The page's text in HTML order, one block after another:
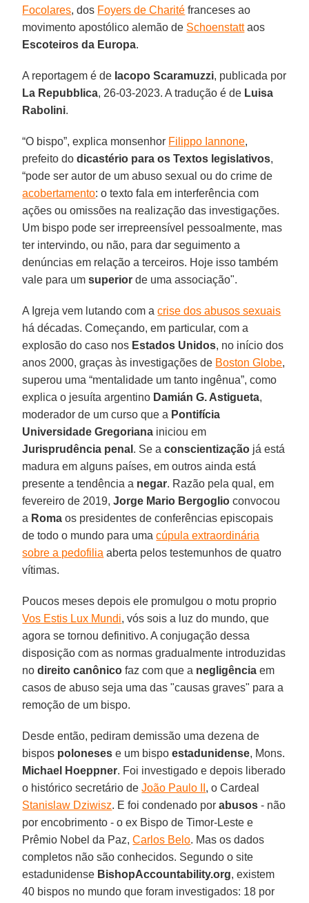
Focolares, dos Foyers de Charité franceses ao
movimento apostólico alemão de Schoenstattaos
Escoteiros da Europa.
A reportagem é de Iacopo Scaramuzzi, publicada por
La Repubblica, 26-03-2023. A tradução é de Luisa
Rabolini.
“O bispo”, explica monsenhor Filippo Iannone,
prefeito dodicastério para os Textos legislativos,
“pode ser autor de um abuso sexual ou do crime de
acobertamento: o texto fala em interferência com
ações ou omissões na realização das investigações.
Um bispo pode ser irrepreensível pessoalmente, mas
ter intervindo, ou não, para dar seguimento a
denúncias em relação a terceiros. Hoje isso também
vale para umsuperior de uma associação".
A Igreja vem lutando com acrise dos abusos sexuais
há décadas. Começando, em particular, com a
explosão do caso nos Estados Unidos, no início dos
anos 2000, graças às investigações de Boston Globe,
superou uma “mentalidade um tanto ingênua”, como
explica o jesuíta argentino Damián G. Astigueta,
moderador de um curso que a Pontifícia
Universidade Gregoriana iniciou em
Jurisprudência penal . Se aconscientização já está
madura em alguns países, em outros ainda está
presente a tendência a negar. Razão pela qual, em
fevereiro de 2019,Jorge Mario Bergoglio convocou
a Roma os presidentes de conferências episcopais
de todo o mundo para umacúpula extraordinária
sobre a pedofilia aberta pelos testemunhos de quatro
vítimas.
Poucos meses depois ele promulgou o motu proprio
Vos Estis Lux Mundi, vós sois a luz do mundo, que
agora se tornou definitivo. A conjugação dessa
disposição com as normas gradualmente introduzidas
nodireito canônico faz com que a negligência em
casos de abuso seja uma das "causas graves" para a
remoção de um bispo.
Desde então, pediram demissão uma dezena de
bispos poloneses e um bispoestadunidense, Mons.
Michael Hoeppner. Foi investigado e depois liberado
o histórico secretário deJoão Paulo II , o Cardeal
Stanislaw Dziwisz. E foi condenado porabusos - não
por encobrimento - o ex Bispo de Timor-Leste e
Prêmio Nobel da Paz,Carlos Belo. Mas os dados
completos não são conhecidos. Segundo o site
estadunidense BishopAccountability.org, existem
40 bispos no mundo que foram investigados: 18 por